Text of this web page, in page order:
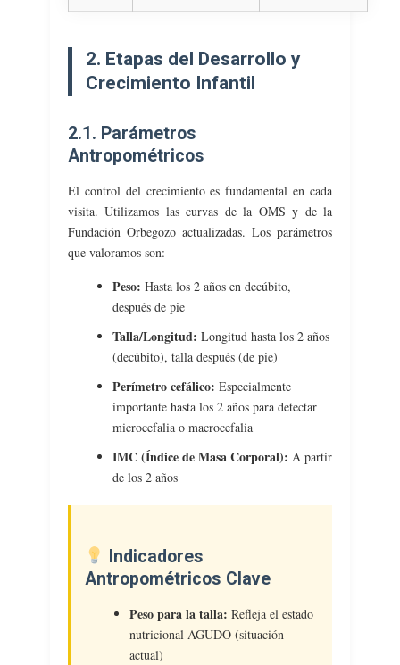
2. Etapas del Desarrollo y
Crecimiento Infantil
2.1. Parámetros
Antropométricos
El control del crecimiento es fundamental en cada
visita. Utilizamos las curvas de la OMS y de la
Fundación Orbegozo actualizadas. Los parámetros
que valoramos son:
Peso: Hasta los 2 años en decúbito,
después de pie
Talla/Longitud: Longitud hasta los 2 años
(decúbito), talla después (de pie)
Perímetro cefálico: Especialmente
importante hasta los 2 años para detectar
microcefalia o macrocefalia
IMC (Índice de Masa Corporal): A partir
de los 2 años
Indicadores
Antropométricos Clave
Peso para la talla: Refleja el estado
nutricional AGUDO (situación
actual)